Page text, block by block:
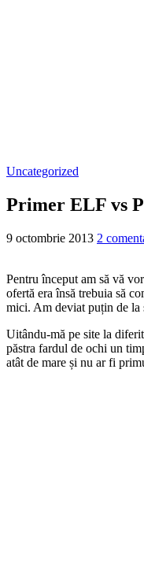
Uncategorized
Primer ELF vs
9 octombrie 2013 2
Pentru început am să vă
ofertă era însă trebuia să
mici. Am deviat puțin de la
Uitându-mă pe site la
păstra fardul de ochi un
atât de mare și nu ar fi